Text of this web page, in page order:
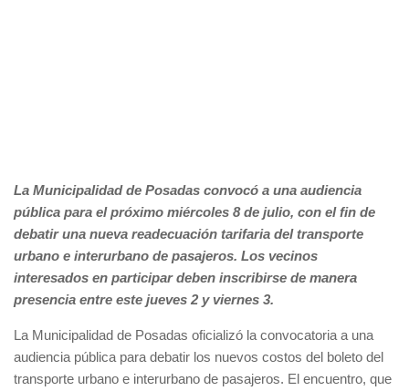
La Municipalidad de Posadas convocó a una audiencia
pública para el próximo miércoles 8 de julio, con el fin de
debatir una nueva readecuación tarifaria del transporte
urbano e interurbano de pasajeros. Los vecinos
interesados en participar deben inscribirse de manera
presencia entre este jueves 2 y viernes 3.
La Municipalidad de Posadas oficializó la convocatoria a una
audiencia pública para debatir los nuevos costos del boleto del
transporte urbano e interurbano de pasajeros. El encuentro, que